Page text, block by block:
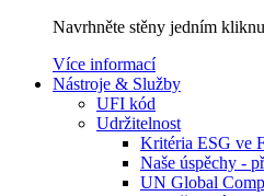
Navrhněte stěny jedním
Více informací
Nástroje & Služby
UFI kód
Udržitelnost
Kritéria ESG ve
Naše úspěchy -
UN Global